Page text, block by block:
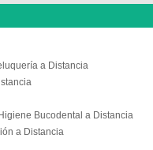
a Distancia
Bucodental a Distancia
a Distancia